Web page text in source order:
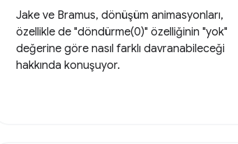
Jake ve Bramus, dönüşüm animasyonları,
özellikle de "döndürme(0)" özelliğinin "yok"
değerine göre nasıl farklı davranabileceği
hakkında konuşuyor.